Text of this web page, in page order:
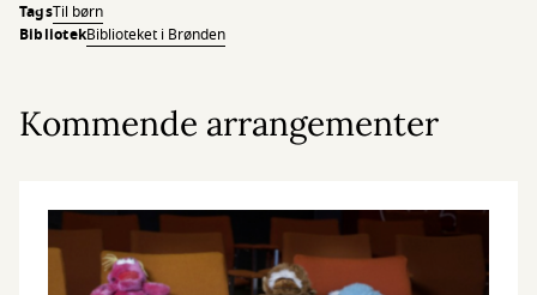
TagsTil børn
BibliotekBiblioteket i Brønden
Kommende arrangementer